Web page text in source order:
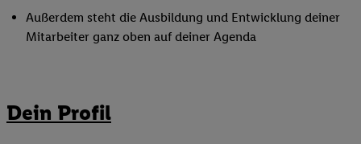
Außerdem steht die Ausbildung und Entwicklung deiner
Mitarbeiter ganz oben auf deiner Agenda
Dein Profil